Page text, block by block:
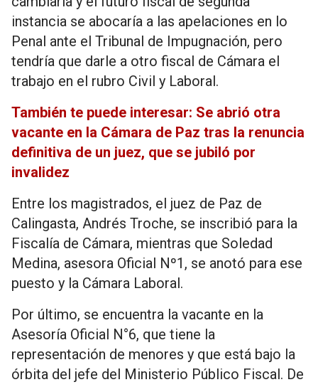
instancia se abocaría a las apelaciones en lo
Penal ante el Tribunal de Impugnación, pero
tendría que darle a otro fiscal de Cámara el
trabajo en el rubro Civil y Laboral.
También te puede interesar: Se abrió otra
vacante en la Cámara de Paz tras la renuncia
definitiva de un juez, que se jubiló por
invalidez
Entre los magistrados, el juez de Paz de
Calingasta, Andrés Troche, se inscribió para la
Fiscalía de Cámara, mientras que Soledad
Medina, asesora Oficial Nº1, se anotó para ese
puesto y la Cámara Laboral.
Por último, se encuentra la vacante en la
Asesoría Oficial N°6, que tiene la
representación de menores y que está bajo la
órbita del jefe del Ministerio Público Fiscal. De